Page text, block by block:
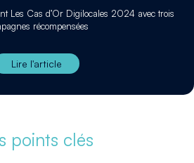
Les Cas d’Or Digilocales 2024 avec trois
récompensées
Lire l'article
points clés